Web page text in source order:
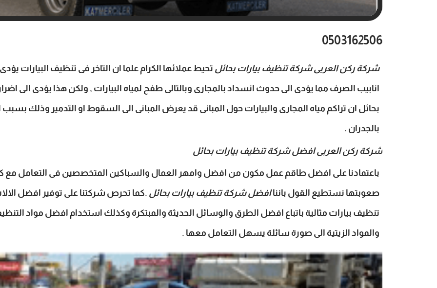
0503162506
شركة ركن العربى شركة تنظيف بيارات بحائل تحيط عملائها الكرام علما ان التاخر فى تنظيف البيارات
انابيب الصرف مما يؤدى الى حدوث انسداد بالمجارى وبالتالى طفح لمياه البيارات , ولكن هذا يؤدى
بحائل ان تراكم مياه المجارى والبيارات حول المبانى قد يعرض المبانى الى السقوط او التدمير وذلك بسبب
بالجدران .
شركة ركن العربى افضل شركة تنظيف بيارات بحائل
باعتمادنا على افضل طاقم عمل مكون من افضل وامهر العمال والسباكين المتخصصين فى التعامل مع
صعوبتها نستطيع القول بانناافضل شركة تنظيف بيارات بحائل .كما تحرص شركتنا على توفير افضل
تنظيف بيارات مثالية باتباع افضل الطرق والوسائل الحديثة والمبتكرة وكذلك استخدام افضل مواد
والمواد الزيتية الى صورة سائلة يسهل التعامل معها .